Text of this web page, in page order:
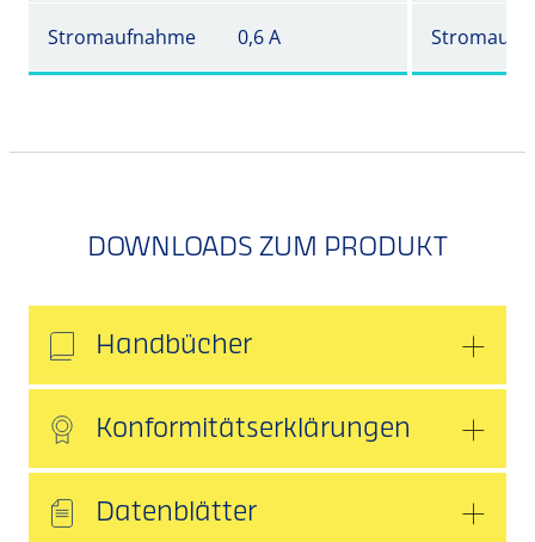
Stromaufnahme 0,6 A
DOWNLOADS ZUM PRODUKT
Handbücher
Konformitätserklärungen
Datenblätter